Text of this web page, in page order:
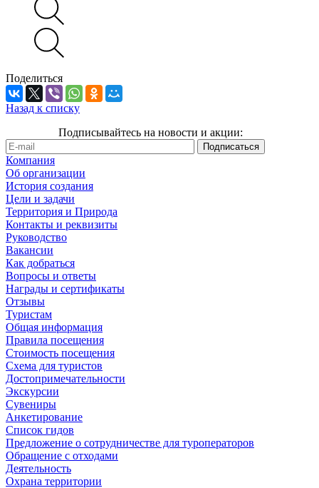
Поделиться
Назад к списку
Подписывайтесь на новости и акции:
Компания
Об организации
История создания
Цели и задачи
Территория и Природа
Контакты и реквизиты
Руководство
Вакансии
Как добраться
Вопросы и ответы
Награды и сертификаты
Отзывы
Туристам
Общая информация
Правила посещения
Стоимость посещения
Схема для туристов
Достопримечательности
Экскурсии
Сувениры
Анкетирование
Список гидов
Предложение о сотрудничестве для туроператоров
Обращение с отходами
Деятельность
Охрана территории